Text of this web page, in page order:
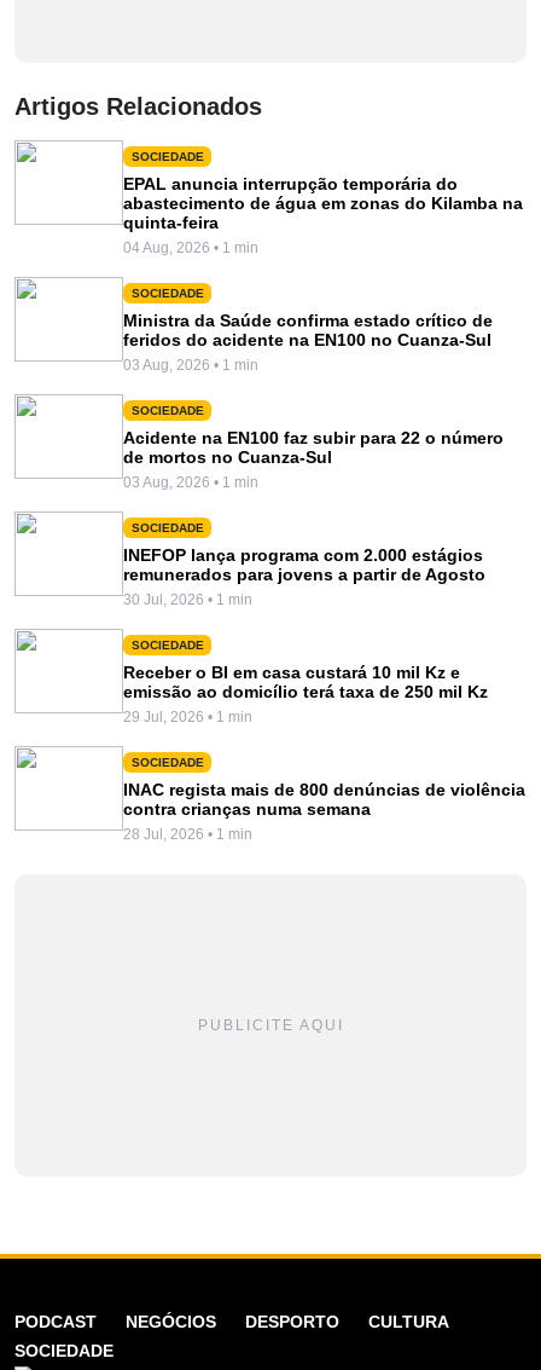
Artigos Relacionados
SOCIEDADE
EPAL anuncia interrupção temporária do
abastecimento de água em zonas do Kilamba na
quinta-feira
04 Aug, 2026 • 1 min
SOCIEDADE
Ministra da Saúde confirma estado crítico de
feridos do acidente na EN100 no Cuanza-Sul
03 Aug, 2026 • 1 min
SOCIEDADE
Acidente na EN100 faz subir para 22 o número
de mortos no Cuanza-Sul
03 Aug, 2026 • 1 min
SOCIEDADE
INEFOP lança programa com 2.000 estágios
remunerados para jovens a partir de Agosto
30 Jul, 2026 • 1 min
SOCIEDADE
Receber o BI em casa custará 10 mil Kz e
emissão ao domicílio terá taxa de 250 mil Kz
29 Jul, 2026 • 1 min
SOCIEDADE
INAC regista mais de 800 denúncias de violência
contra crianças numa semana
28 Jul, 2026 • 1 min
PUBLICITE AQUI
PODCAST NEGÓCIOS DESPORTO
CULTURA
SOCIEDADE